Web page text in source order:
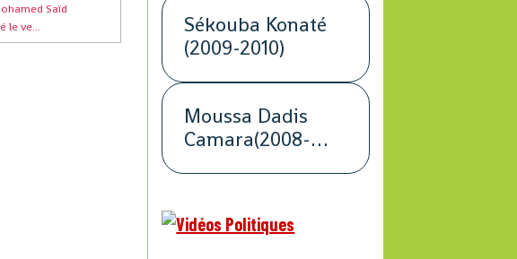
Saïd
le ve...
Sékouba Konaté
(2009-2010)
Moussa Dadis
Camara(2008-